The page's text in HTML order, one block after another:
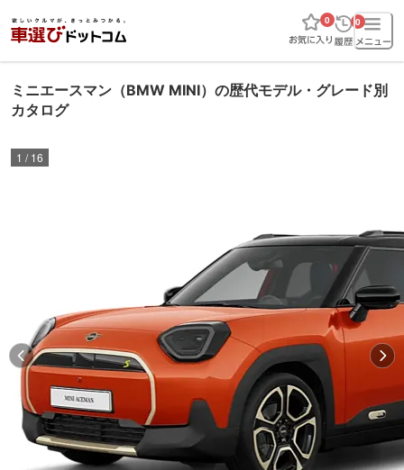
0 0
ミニエースマン（BMW MINI）の歴代モデル・グレード別
カタログ
1 /16